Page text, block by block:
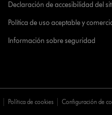
Declaración de accesibilidad del
Política de uso aceptable y
Información sobre seguridad
Política de cookies Configuración de